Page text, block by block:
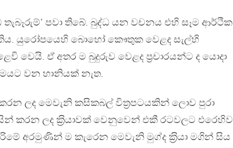
පවා තිබේ. බුද්ධ යන වචනය එහි සෑම ආර්ථික
යුරෝපයෙහි බොහෝ කෞතුක වෙළද සැල්හි
වෙයි. ඒ අතර ම බුදුරුව වෙළද ප‍්‍රචාරයන්ට ද යොදා
වන හානියක් නැත.
ලද මෙවැනි කසිකබල් විත‍්‍රපටයකින් ලොව පුරා
කරන ලද ක‍්‍රියාවක් වෙනුවෙන් එකී රටවලට එරෙහිව
අරමුණින් ම කැරෙන මෙවැනි මුග්ද ක‍්‍රියා මගින් සිය